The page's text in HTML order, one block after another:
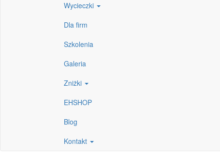
Wycieczki
Dla firm
Szkolenia
Galeria
Zniżki
EHSHOP
Blog
Kontakt